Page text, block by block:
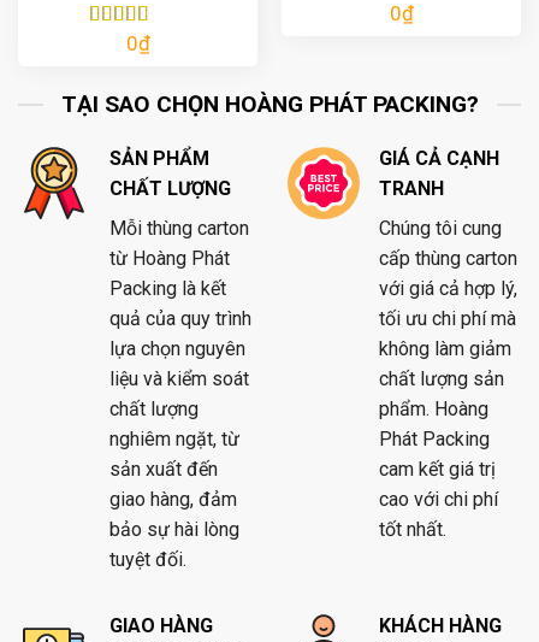
Được xếp
0₫
0₫
TẠI SAO CHỌN HOÀNG PHÁT PACKING?
SẢN PHẨM
CHẤT LƯỢNG
Mỗi thùng carton
từ Hoàng Phát
Packing là kết
quả của quy trình
lựa chọn nguyên
liệu và kiểm soát
chất lượng
nghiêm ngặt, từ
sản xuất đến
giao hàng, đảm
bảo sự hài lòng
tuyệt đối.
GIÁ CẢ CẠNH
TRANH
Chúng tôi cung
cấp thùng carton
với giá cả hợp lý,
tối ưu chi phí mà
không làm giảm
chất lượng sản
phẩm. Hoàng
Phát Packing
cam kết giá trị
cao với chi phí
tốt nhất.
GIAO HÀNG
KHÁCH HÀNG